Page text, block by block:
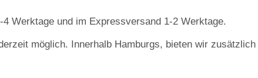
Werktage und im Expressversand 1-2 Werktage.
möglich. Innerhalb Hamburgs, bieten wir zusätzlich